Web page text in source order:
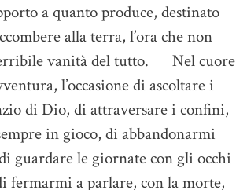
a quanto produce, destinato
alla terra, l’ora che non
vanità del tutto. Nel cuore
l’occasione di ascoltare i
di Dio, di attraversare i confini,
in gioco, di abbandonarmi
guardare le giornate con gli occhi
fermarmi a parlare, con la morte,